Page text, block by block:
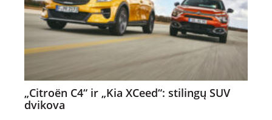
„Citroën C4“ ir „Kia XCeed“: stilingų SUV
dvikova